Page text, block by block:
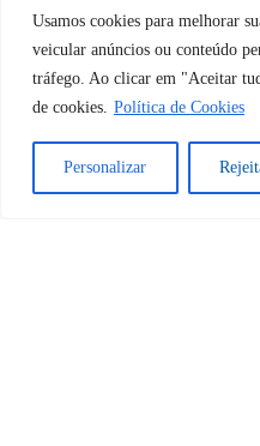
Usamos cookies para melhorar
veicular anúncios ou conteúdo
tráfego. Ao clicar em "Aceitar
de cookies. Política de Cookies
Personalizar
Tem
desbloquear